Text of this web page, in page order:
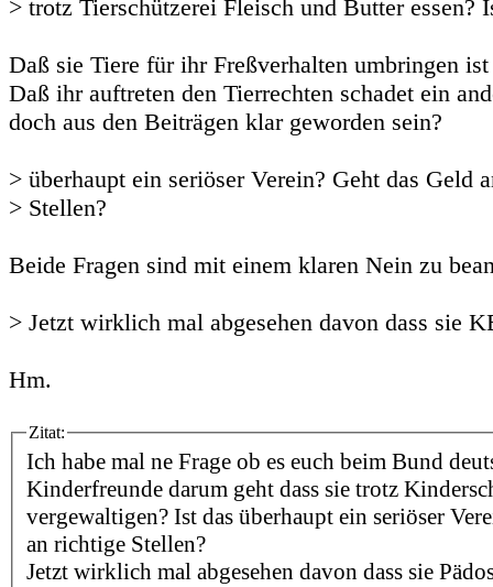
> trotz Tierschützerei Fleisch und Butter essen?
Daß sie Tiere für ihr Freßverhalten umbringen
Daß ihr auftreten den Tierrechten schadet ein
doch aus den Beiträgen klar geworden sein?
> überhaupt ein seriöser Verein? Geht das Geld
> Stellen?
Beide Fragen sind mit einem klaren Nein zu
> Jetzt wirklich mal abgesehen davon dass sie
Hm.
Zitat:
Ich habe mal ne Frage ob es euch beim Bund
Kinderfreunde darum geht dass sie trotz
vergewaltigen? Ist das überhaupt ein seriöser
an richtige Stellen?
Jetzt wirklich mal abgesehen davon dass sie